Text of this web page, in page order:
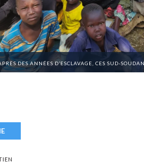
DES ANNÉES D’ESCLAVAGE, CES SUD-